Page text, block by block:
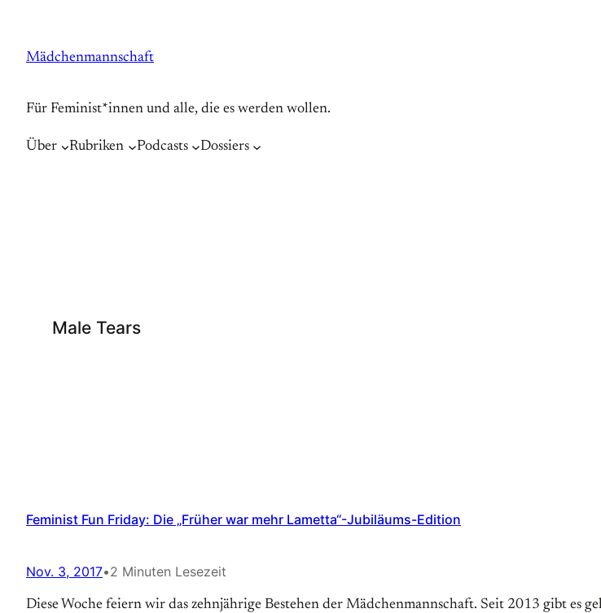
springen
Mädchenmannschaft
Für Feminist*innen und alle, die es werden wollen.
Über Rubriken Podcasts Dossiers
Male Tears
Feminist Fun Friday: Die „Früher war mehr Lametta“-Jubiläums-Edition
Nov. 3, 2017•2 Minuten Lesezeit
Diese Woche feiern wir das zehnjährige Bestehen der Mädchenmannschaft. Seit 2013 gibt es